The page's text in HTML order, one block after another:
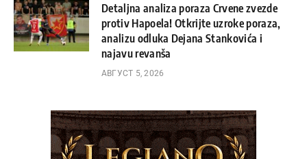
Detaljna analiza poraza Crvene zvezde
protiv Hapoela! Otkrijte uzroke poraza,
analizu odluka Dejana Stankovića i
najavu revanša
АВГУСТ 5, 2026